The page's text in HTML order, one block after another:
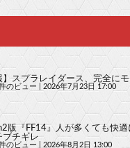
】スプラレイダース、完全に
のビュー 2026年7月23日 17:00
版『FF14』人が多くても快
ブチギレ
のビュー 2026年8月2日 13:00